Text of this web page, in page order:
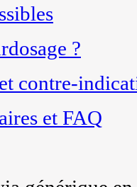
?
contre-
et FAQ